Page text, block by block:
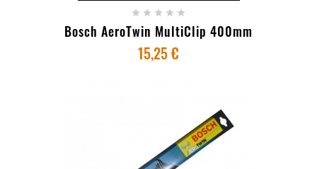
    
Bosch AeroTwin MultiClip 400mm
15,25 €